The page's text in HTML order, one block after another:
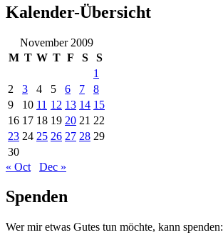
Kalender-Übersicht
November 2009
M T W T F S
S
1
2
3 4 5 6 7
8
9
10 11 12 13 14 15
16 17 18 19 20 21 22
23 24 25 26 27 28 29
30
« Oct
Dec »
Spenden
Wer mir etwas Gutes tun möchte, kann spenden: